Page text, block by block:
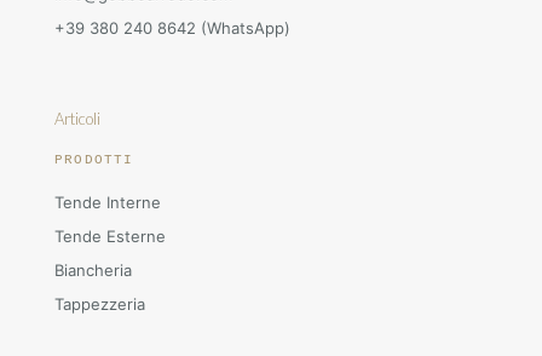
+39 380 240 8642 (WhatsApp)
Articoli
PRODOTTI
Tende Interne
Tende Esterne
Biancheria
Tappezzeria